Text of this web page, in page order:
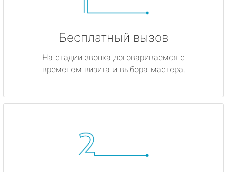
Бесплатный вызов
На стадии звонка договариваемся с
временем визита и выбора мастера.